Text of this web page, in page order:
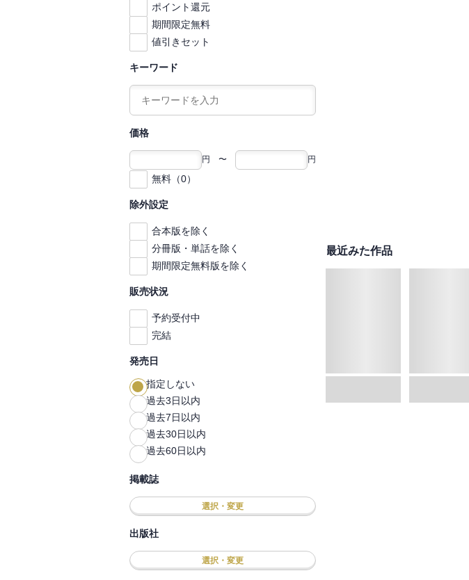
ポイント還元
期間限定無料
値引きセット
キーワード
価格
円 〜 円
無料（0）
除外設定
合本版を除く
分冊版・単話を除く
期間限定無料版を除く
販売状況
予約受付中
完結
発売日
指定しない
過去3日以内
過去7日以内
過去30日以内
過去60日以内
掲載誌
選択・変更
出版社
選択・変更
最近みた作品